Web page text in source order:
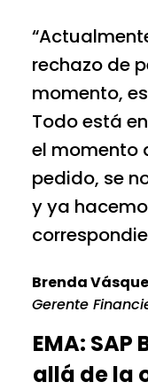
rechazo de
momento,
Todo está
el momento
pedido, se
y ya
Brenda
Gerente
EMA: SAP
allá de la